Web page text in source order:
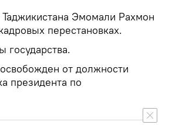
Эмомали Рахмон
перестановках.
государства.
от должности
президента по